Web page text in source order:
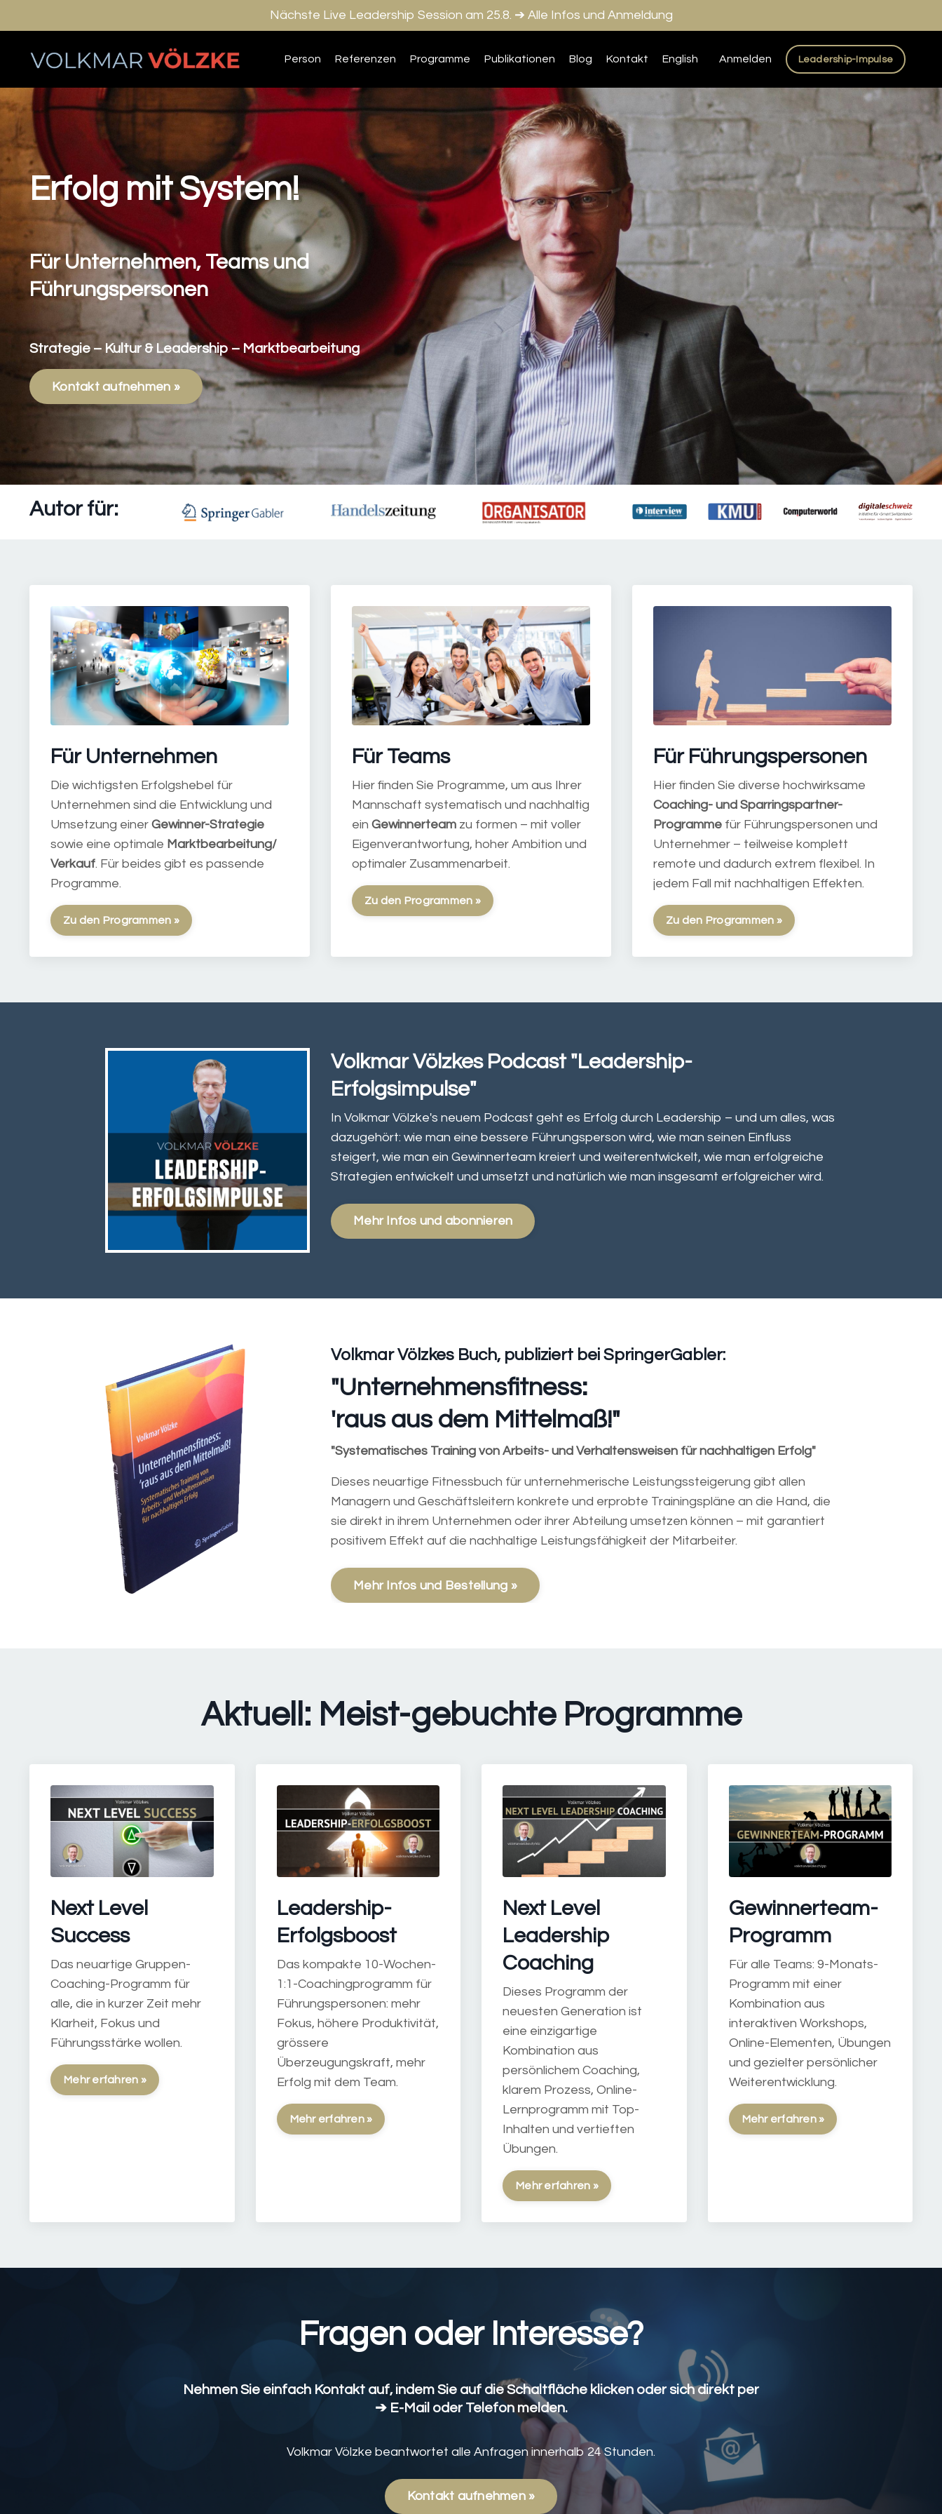
Nächste Live Leadership Session am 25.8. ➔ Alle Infos und Anmeldung
Person Referenzen Programme Publikationen Blog Kontakt English Anmelden Leadership-Impulse
Erfolg mit System!
Für Unternehmen, Teams und
Führungspersonen
Strategie – Kultur & Leadership – Marktbearbeitung
Kontakt aufnehmen »
Autor für:
Für Unternehmen
Die wichtigsten Erfolgshebel für
Unternehmen sind die Entwicklung und
Umsetzung einer Gewinner-Strategie
sowie eine optimale Marktbearbeitung/
Verkauf. Für beides gibt es passende
Programme.
Zu den Programmen »
Für Teams
Hier finden Sie Programme, um aus Ihrer
Mannschaft systematisch und nachhaltig
ein Gewinnerteam zu formen – mit voller
Eigenverantwortung, hoher Ambition und
optimaler Zusammenarbeit.
Zu den Programmen »
Für Führungspersonen
Hier finden Sie diverse hochwirksame
Coaching- und Sparringspartner-
Programme für Führungspersonen und
Unternehmer – teilweise komplett
remote und dadurch extrem flexibel. In
jedem Fall mit nachhaltigen Effekten.
Zu den Programmen »
Volkmar Völzkes Podcast "Leadership-
Erfolgsimpulse"
In Volkmar Völzke's neuem Podcast geht es Erfolg durch Leadership – und um alles, was
dazugehört: wie man eine bessere Führungsperson wird, wie man seinen Einfluss
steigert, wie man ein Gewinnerteam kreiert und weiterentwickelt, wie man erfolgreiche
Strategien entwickelt und umsetzt und natürlich wie man insgesamt erfolgreicher wird.
Mehr Infos und abonnieren
Volkmar Völzkes Buch, publiziert bei SpringerGabler:
"Unternehmensfitness:
'raus aus dem Mittelmaß!"
"Systematisches Training von Arbeits- und Verhaltensweisen für nachhaltigen Erfolg"
Dieses neuartige Fitnessbuch für unternehmerische Leistungssteigerung gibt allen
Managern und Geschäftsleitern konkrete und erprobte Trainingspläne an die Hand, die
sie direkt in ihrem Unternehmen oder ihrer Abteilung umsetzen können – mit garantiert
positivem Effekt auf die nachhaltige Leistungsfähigkeit der Mitarbeiter.
Mehr Infos und Bestellung »
Aktuell: Meist-gebuchte Programme
Next Level
Success
Das neuartige Gruppen-
Coaching-Programm für
alle, die in kurzer Zeit mehr
Klarheit, Fokus und
Führungsstärke wollen.
Mehr erfahren »
Leadership-
Erfolgsboost
Das kompakte 10-Wochen-
1:1-Coachingprogramm für
Führungspersonen: mehr
Fokus, höhere Produktivität,
grössere
Überzeugungskraft, mehr
Erfolg mit dem Team.
Mehr erfahren »
Next Level
Leadership
Coaching
Dieses Programm der
neuesten Generation ist
eine einzigartige
Kombination aus
persönlichem Coaching,
klarem Prozess, Online-
Lernprogramm mit Top-
Inhalten und vertieften
Übungen.
Mehr erfahren »
Gewinnerteam-
Programm
Für alle Teams: 9-Monats-
Programm mit einer
Kombination aus
interaktiven Workshops,
Online-Elementen, Übungen
und gezielter persönlicher
Weiterentwicklung.
Mehr erfahren »
Fragen oder Interesse?
Nehmen Sie einfach Kontakt auf, indem Sie auf die Schaltfläche klicken oder sich direkt per
➔ E-Mail oder Telefon melden.
Volkmar Völzke beantwortet alle Anfragen innerhalb 24 Stunden.
Kontakt aufnehmen »